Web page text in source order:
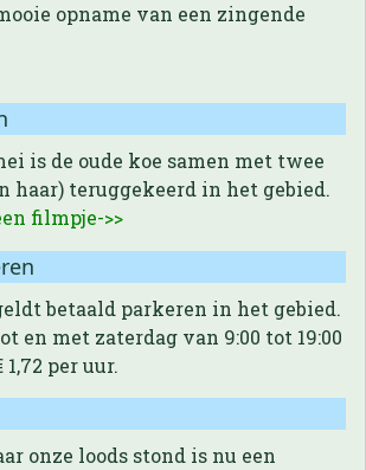
opname van een zingende
is de oude koe samen met twee
haar) teruggekeerd in het gebied.
filmpje->>
betaald parkeren in het gebied.
en met zaterdag van 9:00 tot 19:00
per uur.
onze loods stond is nu een